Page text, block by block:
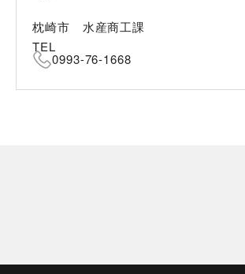
枕崎市 水産商工課
TEL
0993-76-1668